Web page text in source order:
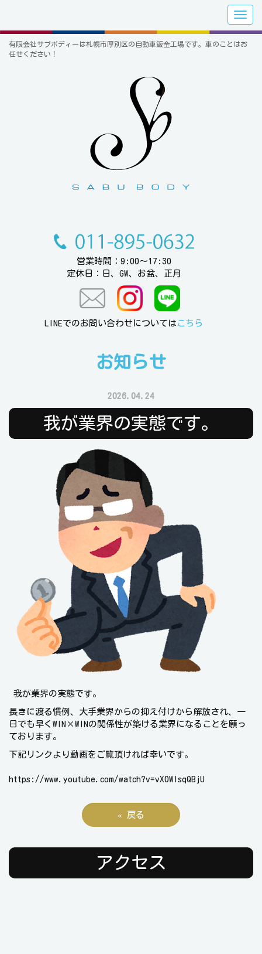
有限会社サブボディーは札幌市厚別区の自動車鈑金工場です。車のことはお
任せください！
営業時間：9:00～17:30
定休日：日、GW、お盆、正月
LINEでのお問い合わせについては こちら
お知らせ
2026.04.24
我が業界の実態です。
我が業界の実態です。
長きに渡る慣例、大手業界からの抑え付けから解放され、一
日でも早くWIN×WINの関係性が築ける業界になることを願っ
ております。
下記リンクより動画をご覧頂ければ幸いです。
https://www.youtube.com/watch?v=vX0WIsqQBjU
« 戻る
アクセス